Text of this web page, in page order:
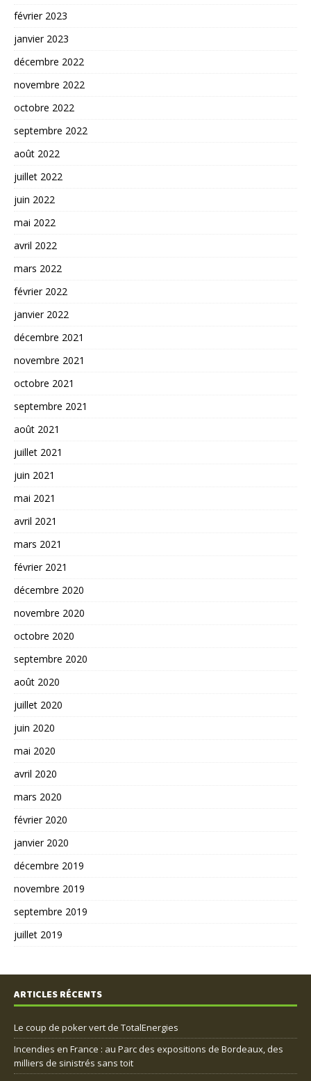
février 2023
janvier 2023
décembre 2022
novembre 2022
octobre 2022
septembre 2022
août 2022
juillet 2022
juin 2022
mai 2022
avril 2022
mars 2022
février 2022
janvier 2022
décembre 2021
novembre 2021
octobre 2021
septembre 2021
août 2021
juillet 2021
juin 2021
mai 2021
avril 2021
mars 2021
février 2021
décembre 2020
novembre 2020
octobre 2020
septembre 2020
août 2020
juillet 2020
juin 2020
mai 2020
avril 2020
mars 2020
février 2020
janvier 2020
décembre 2019
novembre 2019
septembre 2019
juillet 2019
ARTICLES RÉCENTS
Le coup de poker vert de TotalEnergies
Incendies en France : au Parc des expositions de Bordeaux, des
milliers de sinistrés sans toit